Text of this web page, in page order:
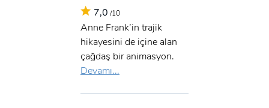
7,0 /10
Anne Frank’in trajik
hikayesini de içine alan
çağdaş bir animasyon.
Devamı...